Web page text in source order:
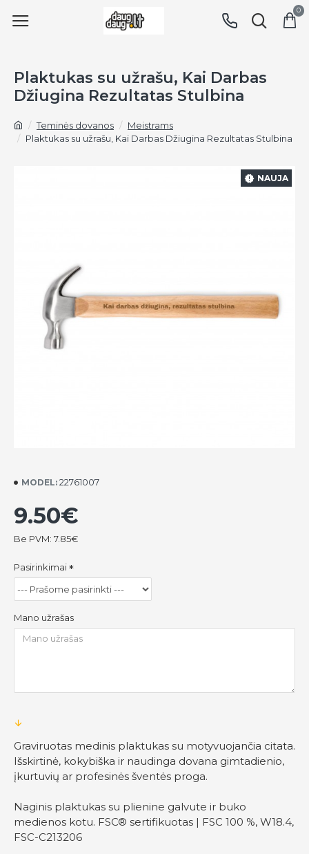
0
Teminės dovanos
Meistrams
Plaktukas su užrašu, Kai Darbas Džiugina Rezultatas Stulbina
Plaktukas su užrašu, Kai Darbas
Džiugina Rezultatas Stulbina
NAUJA
MODEL: 22761007
9.50€
Be PVM: 7.85€
Pasirinkimai
Mano užrašas
Graviruotas medinis plaktukas su motyvuojančia citata.
Išskirtinė, kokybiška ir naudinga dovana gimtadienio,
įkurtuvių ar profesinės šventės proga.
Naginis plaktukas su plienine galvute ir buko
medienos kotu. FSC® sertifikuotas | FSC 100 %, W18.4,
FSC-C213206